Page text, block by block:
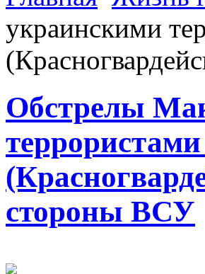
украинскими
Обстрелы
стороны ВСУ